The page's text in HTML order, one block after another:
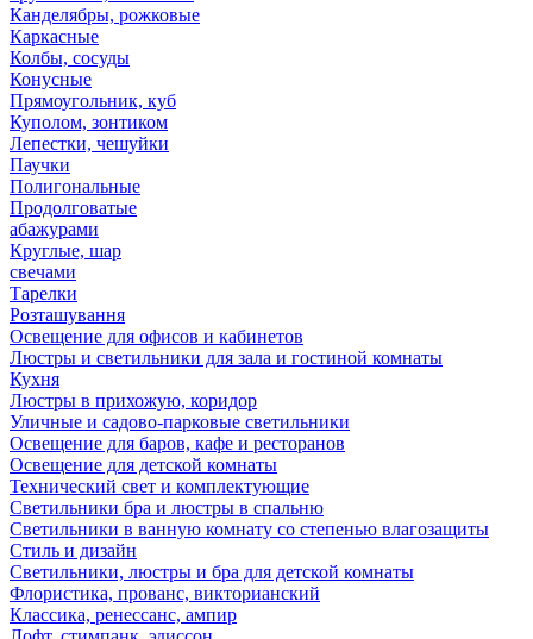
Канделябры, рожковые
Каркасные
Колбы, сосуды
Конусные
Прямоугольник, куб
Куполом, зонтиком
Лепестки, чешуйки
Паучки
Полигональные
Продолговатые
абажурами
Круглые, шар
свечами
Тарелки
Розташування
Освещение для офисов и кабинетов
Люстры и светильники для зала и гостиной комнаты
Кухня
Люстры в прихожую, коридор
Уличные и садово-парковые светильники
Освещение для баров, кафе и ресторанов
Освещение для детской комнаты
Технический свет и комплектующие
Светильники бра и люстры в спальню
Светильники в ванную комнату со степенью влагозащиты
Стиль и дизайн
Светильники, люстры и бра для детской комнаты
Флористика, прованс, викторианский
Классика, ренессанс, ампир